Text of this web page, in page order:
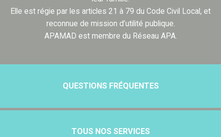
Elle est régie par les articles 21 à 79 du Code Civil Local, et
reconnue de mission d’utilité publique.
APAMAD est membre du Réseau APA.
QUESTIONS FRÉQUENTES
TOUS NOS SERVICES